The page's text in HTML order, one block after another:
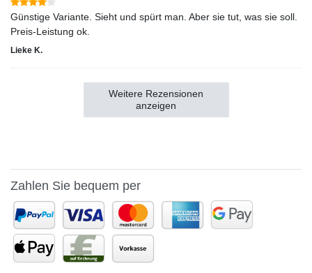
Günstige Variante. Sieht und spürt man. Aber sie tut, was sie soll.
Preis-Leistung ok.
Lieke K.
Weitere Rezensionen
anzeigen
Zahlen Sie bequem per